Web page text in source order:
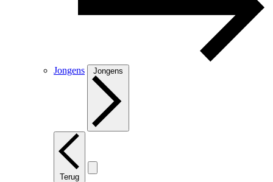
Jongens Jongens
Terug